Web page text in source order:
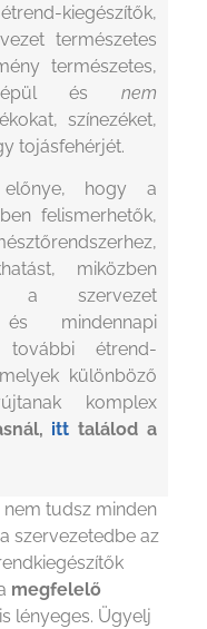
kiegészítők,
természetes
természetes,
épül és nem
színezéket,
tojásfehérjét.
hogy a
felismerhetők,
miközben
a szervezet
mindennapi
további étrend-
különböző
komplex
itt találod a
tudsz minden
szervezetedbe az
megfelelő
is lényeges. Ügyelj